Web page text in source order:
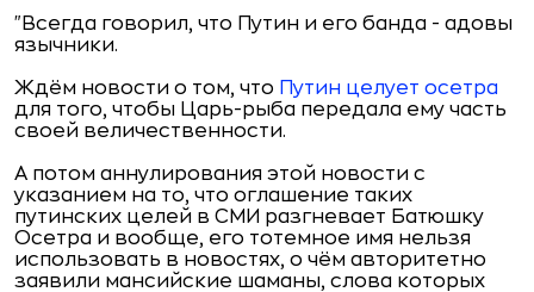
"Всегда говорил, что Путин и его банда - адовы
язычники.
Ждём новости о том, что Путин целует осетра
для того, чтобы Царь-рыба передала ему часть
своей величественности.
А потом аннулирования этой новости с
указанием на то, что оглашение таких
путинских целей в СМИ разгневает Батюшку
Осетра и вообще, его тотемное имя нельзя
использовать в новостях, о чём авторитетно
заявили мансийские шаманы, слова которых